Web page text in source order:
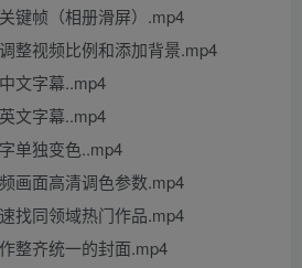
键帧（相册滑屏）.mp4
整视频比例和添加背景.mp4
文字幕..mp4
文字幕..mp4
单独变色..mp4
画面高清调色参数.mp4
找同领域热门作品.mp4
整齐统一的封面.mp4